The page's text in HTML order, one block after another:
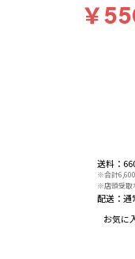
送料 ：
※合計
※店頭受取
配送 ： 通
お気に
￥